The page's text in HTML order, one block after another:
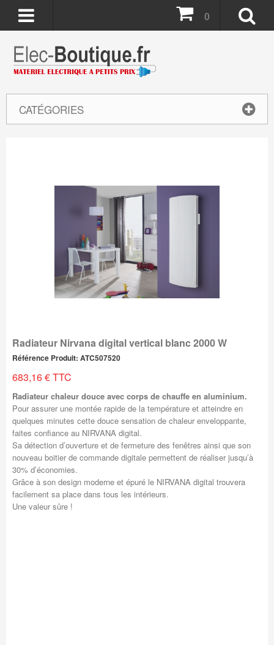
CATÉGORIES
0
Radiateur Nirvana digital vertical blanc 2000 W
Référence Produit: ATC507520
683,16 € TTC
Radiateur chaleur douce avec corps de chauffe en aluminium.
Pour assurer une montée rapide de la température et atteindre en
quelques minutes cette douce sensation de chaleur enveloppante,
faites confiance au NIRVANA digital.
Sa détection d’ouverture et de fermeture des fenêtres ainsi que son
nouveau boitier de commande digitale permettent de réaliser jusqu’à
30% d’économies.
Grâce à son design moderne et épuré le NIRVANA digital trouvera
facilement sa place dans tous les intérieurs.
Une valeur sûre !